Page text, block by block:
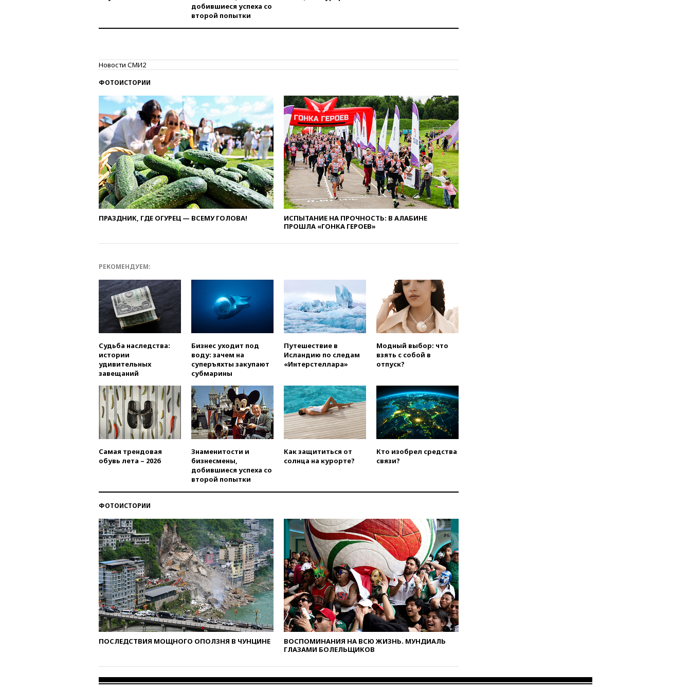
соглашение о прекращении
огня США и Ирана
вчера, 22:15Три человека
получили ножевые ранения
при нападении в Чехии
вчера, 22:00Путин поручил
выделить средства на новые
РЛС для Белгородской
области
вчера, 21:56 The Atlantic: Маск
использовании Starlink для
вчера, 21:26
Лидеры сборной
РФ по гимнастике получили
официальный отказ в визах от
Хорватии
вчера, 21:15 Пентагон
опубликовал 16 новых видео с
На границе
Украины с Польшей скопилось
вчера, 20:53Швыдкой:
«Интервидение» точно
пройдет в 2026 году
вчера, 20:45ПВО за день
сбила еще 75 украинских
беспилотников над Россией
вчера, 20:35 Велосипедист
финансировании
экстремизма
вчера, 20:20Суд США
постановил остановить
строительство бального зала в
Белом доме
вчера, 20:15Сенат США
одобрил ужесточение
санкций против России и
Ирана
вчера, 20:00СК возбудил дело
против журналистки Катерины
Гордеевой о фейках о ВС
нейтральный статус
добившиеся успеха со
второй попытки
Новости СМИ2
ФОТОИСТОРИИ
ПРАЗДНИК, ГДЕ ОГУРЕЦ — ВСЕМУ ГОЛОВА!
ИСПЫТАНИЕ НА ПРОЧНОСТЬ: В АЛАБИНЕ
ПРОШЛА «ГОНКА ГЕРОЕВ»
РЕКОМЕНДУЕМ:
Судьба наследства:
истории
удивительных
завещаний
Бизнес уходит под
воду: зачем на
суперъяхты закупают
субмарины
Путешествие в
Исландию по следам
«Интерстеллара»
Модный выбор: что
взять с собой в
отпуск?
Самая трендовая
обувь лета – 2026
Знаменитости и
бизнесмены,
добившиеся успеха со
второй попытки
Как защититься от
солнца на курорте?
Кто изобрел средства
связи?
ФОТОИСТОРИИ
ПОСЛЕДСТВИЯ МОЩНОГО ОПОЛЗНЯ В ЧУНЦИНЕ
ВОСПОМИНАНИЯ НА ВСЮ ЖИЗНЬ. МУНДИАЛЬ
ГЛАЗАМИ БОЛЕЛЬЩИКОВ